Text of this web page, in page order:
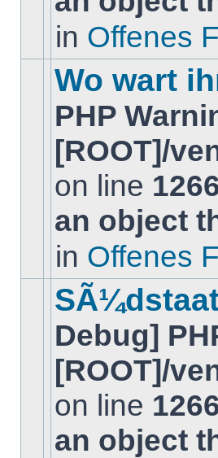
neuen
BeitrÃ¤ge
Thema.
in Offenes
gibt
keine
neuen
BeitrÃ¤ge
diesem
Thema.
Wo wart
PHP
[ROOT]/
on line
an object
in Offenes
gibt
keine
neuen
Debug]
[ROOT]/
on line
an object